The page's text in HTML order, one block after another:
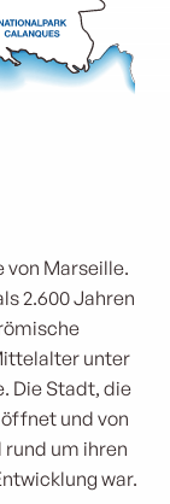
von Marseille.
2.600 Jahren
unter
Die Stadt, die
und von
um ihren
war.